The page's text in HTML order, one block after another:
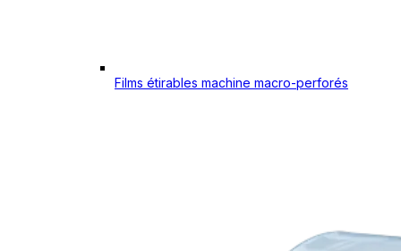
Films étirables machine macro-perforés